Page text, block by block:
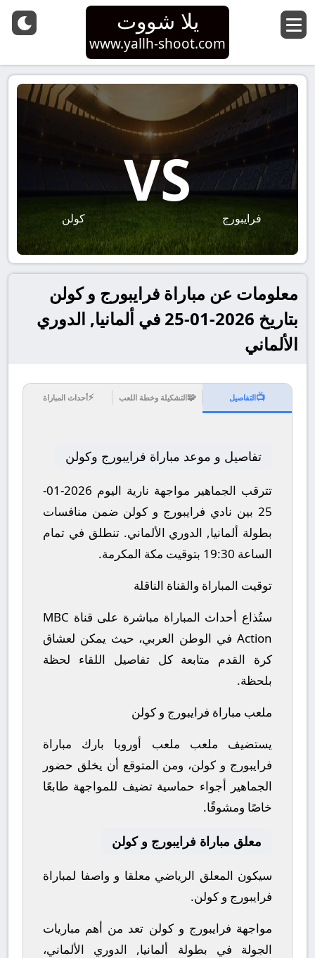
يلا شووت
www.yallh-shoot.com
فرايبورج
VS
كولن
معلومات عن مباراة فرايبورج و كولن
بتاريخ 2026-01-25 في ألمانيا, الدوري
الألماني
📺التفاصيل 🧩التشكيلة وخطة اللعب ⚡أحداث المباراة
تفاصيل و موعد مباراة فرايبورج وكولن
تترقب الجماهير مواجهة نارية اليوم 2026-01-
25 بين نادي فرايبورج و كولن ضمن منافسات
بطولة ألمانيا, الدوري الألماني. تنطلق في تمام
الساعة 19:30 بتوقيت مكة المكرمة.
توقيت المباراة والقناة الناقلة
ستُذاع أحداث المباراة مباشرة على قناة MBC
Action في الوطن العربي، حيث يمكن لعشاق
كرة القدم متابعة كل تفاصيل اللقاء لحظة
بلحظة.
ملعب مباراة فرايبورج و كولن
يستضيف ملعب ملعب أوروبا بارك مباراة
فرايبورج و كولن، ومن المتوقع أن يخلق حضور
الجماهير أجواء حماسية تضيف للمواجهة طابعًا
خاصًا ومشوقًا.
معلق مباراة فرايبورج و كولن
سيكون المعلق الرياضي معلقا و واصفا لمباراة
فرايبورج و كولن.
مواجهة فرايبورج و كولن تعد من أهم مباريات
الجولة في بطولة ألمانيا, الدوري الألماني،